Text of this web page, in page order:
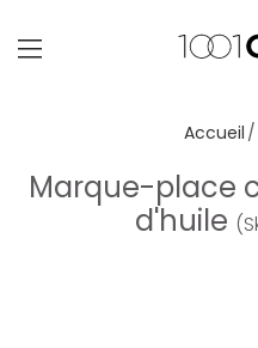
Accueil
Marque-place
d'huile